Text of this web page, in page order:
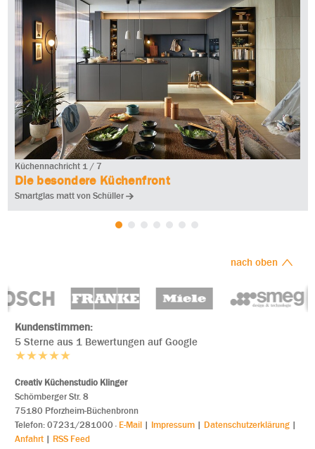
Küchennachricht 1 / 7
Die besondere Küchenfront
Smartglas matt von Schüller
nach oben
Kundenstimmen:
5 Sterne aus 1 Bewertungen auf Google
Creativ Küchenstudio Klinger
Schömberger Str. 8
75180 Pforzheim-Büchenbronn
Telefon: 07231/281000 · E-Mail | Impressum | Datenschutzerklärung |
Anfahrt | RSS Feed